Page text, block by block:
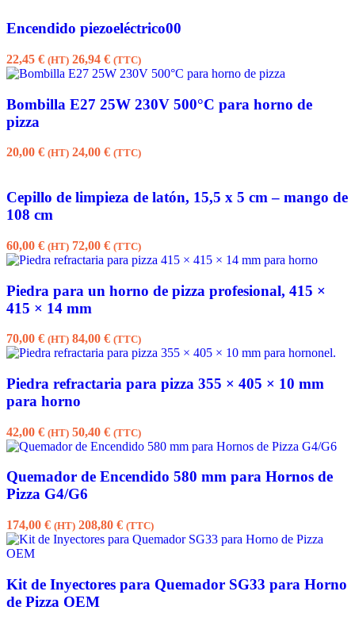
Encendido piezoeléctrico00
22,45 € (HT) 26,94 € (TTC)
Bombilla E27 25W 230V 500°C para horno de
pizza
20,00 € (HT) 24,00 € (TTC)
Cepillo de limpieza de latón, 15,5 x 5 cm – mango de
108 cm
60,00 € (HT) 72,00 € (TTC)
Piedra para un horno de pizza profesional, 415 ×
415 × 14 mm
70,00 € (HT) 84,00 € (TTC)
Piedra refractaria para pizza 355 × 405 × 10 mm
para horno
42,00 € (HT) 50,40 € (TTC)
Quemador de Encendido 580 mm para Hornos de
Pizza G4/G6
174,00 € (HT) 208,80 € (TTC)
Kit de Inyectores para Quemador SG33 para Horno
de Pizza OEM